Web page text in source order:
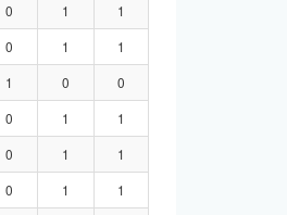
0 1
1
0 1
1
1 0
0
0 1
1
0 1
1
0 1
1